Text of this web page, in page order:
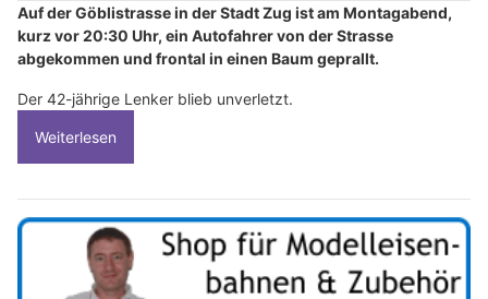
Auf der Göblistrasse in der Stadt Zug ist am Montagabend,
kurz vor 20:30 Uhr, ein Autofahrer von der Strasse
abgekommen und frontal in einen Baum geprallt.
Der 42-jährige Lenker blieb unverletzt.
Weiterlesen